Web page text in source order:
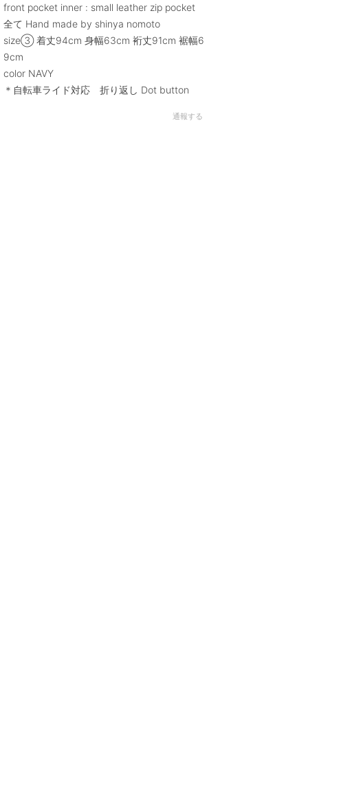
front pocket inner : small leather zip pocket
全て Hand made by shinya nomoto
size③ 着丈94cm 身幅63cm 裄丈91cm 裾幅6
9cm
color NAVY
＊自転車ライド対応 折り返し Dot button
通報する